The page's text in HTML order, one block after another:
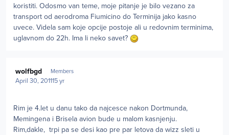
koristiti. Odosmo van teme, moje pitanje je bilo vezano za
transport od aerodroma Fiumicino do Terminija jako kasno
uvece. Videla sam koje opcije postoje ali u redovnim terminima,
uglavnom do 22h. Ima li neko savet?
wolfbgd Members
April 30, 201115 yr
Rim je 4.let u danu tako da najcesce nakon Dortmunda,
Memingena i Brisela avion bude u malom kasnjenju.
Rim,dakle, trpi pa se desi kao pre par letova da wizz sleti u